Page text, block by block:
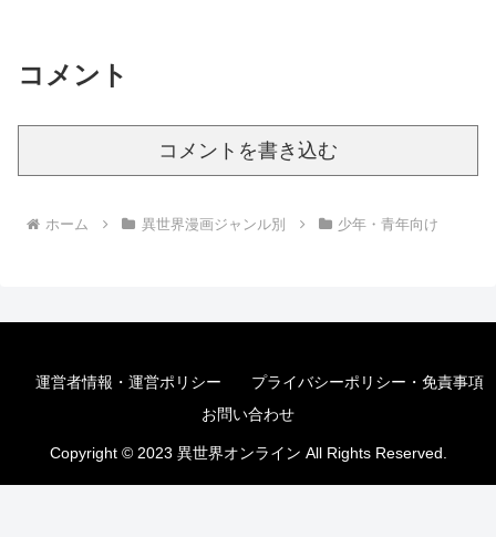
コメント
コメントを書き込む
ホーム 異世界漫画ジャンル別 少年・青年向け
運営者情報・運営ポリシー
プライバシーポリシー・免責事項
お問い合わせ
Copyright © 2023 異世界オンライン All Rights Reserved.